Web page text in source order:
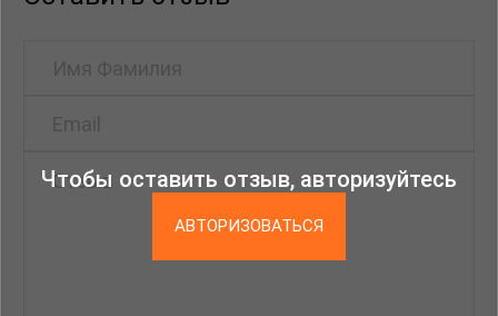
Чтобы оставить отзыв, авторизуйтесь
АВТОРИЗОВАТЬСЯ